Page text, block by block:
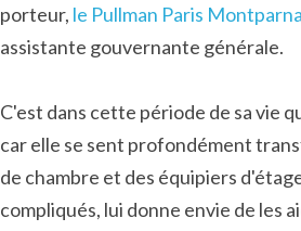
porteur, le Pullman Paris
assistante gouvernante générale.
C'est dans cette période de sa vie
car elle se sent profondément
de chambre et des équipiers
compliqués, lui donne envie de les